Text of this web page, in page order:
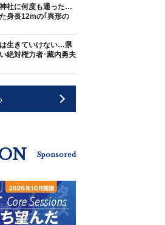
社に何度も通った…
身長12mの｢異形の
生きていけない…県
絶対権力者･藏内勇夫
Sponsored